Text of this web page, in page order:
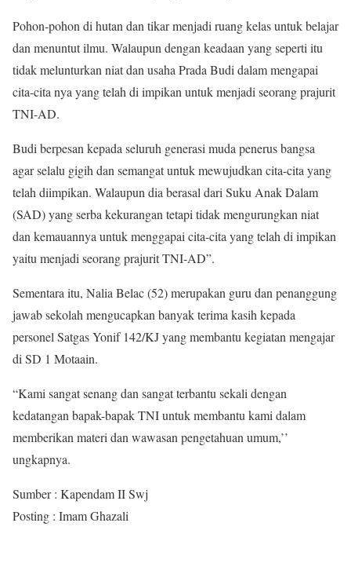
Pohon-pohon di hutan dan tikar menjadi ruang kelas untuk belajar
dan menuntut ilmu. Walaupun dengan keadaan yang seperti itu
tidak melunturkan niat dan usaha Prada Budi dalam mengapai
cita-cita nya yang telah di impikan untuk menjadi seorang prajurit
TNI-AD.
Budi berpesan kepada seluruh generasi muda penerus bangsa
agar selalu gigih dan semangat untuk mewujudkan cita-cita yang
telah diimpikan. Walaupun dia berasal dari Suku Anak Dalam
(SAD) yang serba kekurangan tetapi tidak mengurungkan niat
dan kemauannya untuk menggapai cita-cita yang telah di impikan
yaitu menjadi seorang prajurit TNI-AD”.
Sementara itu, Nalia Belac (52) merupakan guru dan penanggung
jawab sekolah mengucapkan banyak terima kasih kepada
personel Satgas Yonif 142/KJ yang membantu kegiatan mengajar
di SD 1 Motaain.
“Kami sangat senang dan sangat terbantu sekali dengan
kedatangan bapak-bapak TNI untuk membantu kami dalam
memberikan materi dan wawasan pengetahuan umum,’’
ungkapnya.
Sumber : Kapendam II Swj
Posting : Imam Ghazali